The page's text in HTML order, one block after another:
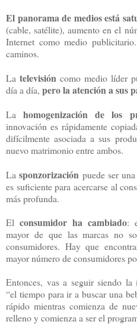
El panorama de medios está
(cable, satélite), aumento en el
Internet como medio
caminos.
La televisión como medio líder
día a día, pero la atención a sus
Lahomogenización de los
innovación es rápidamente
difícilmente asociada a sus
nuevo matrimonio entre ambos.
Lasponzorización puede ser
es suficiente para acercarse al
más profunda.
El consumidor ha cambiado:
mayor de que las marcas no
consumidores. Hay que
mayor número de consumidores
Entonces, vas a seguir siendo la
“el tiempo para ir a buscar una
rápido mientras comienza de
relleno y comienza a ser el